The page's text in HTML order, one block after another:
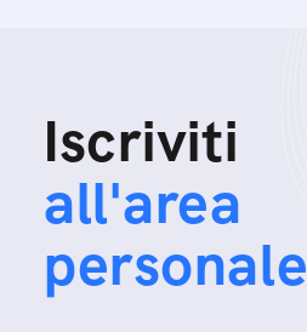
Iscriviti
all'area
personale